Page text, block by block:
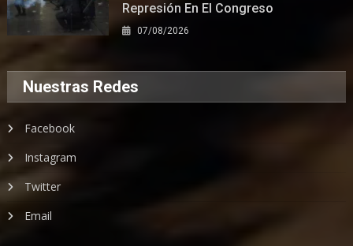
Represión En El Congreso
07/08/2026
Nuestras Redes
Facebook
Instagram
Twitter
Email